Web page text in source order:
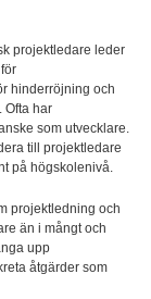
projektledare leder
hinderröjning och
Ofta har
som utvecklare.
till projektledare
på högskolenivå.
projektledning och
än i mångt och
upp
åtgärder som